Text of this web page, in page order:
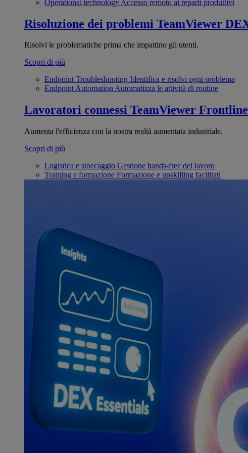
Operational technology Accesso remoto ai reparti produttivi
Risoluzione dei problemi TeamViewer
Risolvi le problematiche prima che impattino gli utenti.
Scopri di più
Endpoint Troubleshooting Identifica e risolvi ogni problema
Endpoint AutomationAutomatizza le attività di routine
Lavoratori connessi TeamViewer Frontline
Aumenta l'efficienza con la nostra realtà aumentata industriale.
Scopri di più
Logistica e stoccaggio Gestione hands-free del lavoro
Training e formazione Formazione e upskilling facilitati